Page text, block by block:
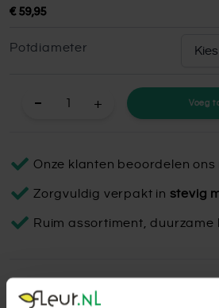
€ 59,95
Potdiameter
+ Voeg
Onze klanten beoordelen ons
Zorgvuldig verpakt in stevig
Ruim assortiment,